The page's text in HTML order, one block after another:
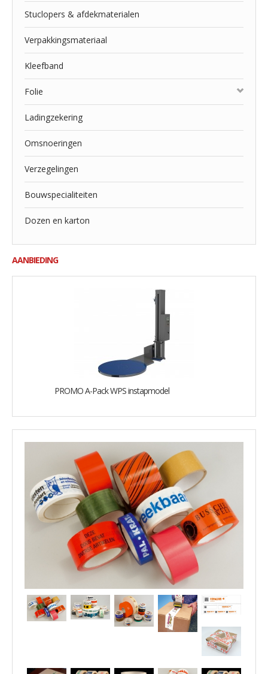
Stuclopers & afdekmaterialen
Verpakkingsmateriaal
Kleefband
Folie
Ladingzekering
Omsnoeringen
Verzegelingen
Bouwspecialiteiten
Dozen en karton
AANBIEDING
PROMO A-Pack WPS instapmodel